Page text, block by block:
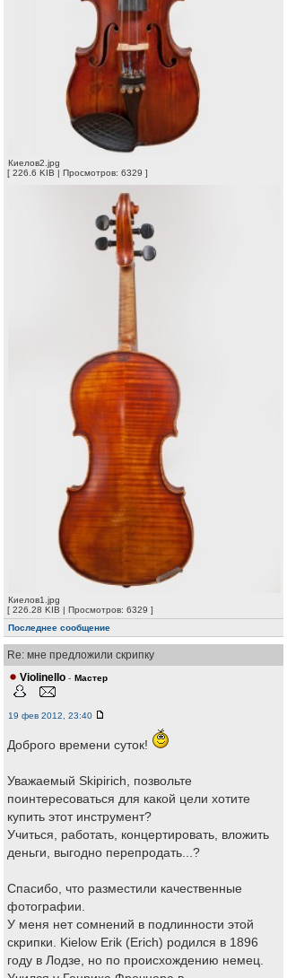
Киелов2.jpg
[ 226.6 KIB | Просмотров: 6329 ]
Киелов1.jpg
[ 226.28 KIB | Просмотров: 6329 ]
Последнее сообщение
Re: мне предложили скрипку
Violinello - Мастер
19 фев 2012, 23:40
Доброго времени суток!
Уважаемый Skipirich, позвольте
поинтересоваться для какой цели хотите
купить этот инструмент?
Учиться, работать, концертировать, вложить
деньги, выгодно перепродать...?
Спасибо, что разместили качественные
фотографии.
У меня нет сомнений в подлинности этой
скрипки. Kielow Erik (Erich) родился в 1896
году в Лодзе, но по происхождению немец.